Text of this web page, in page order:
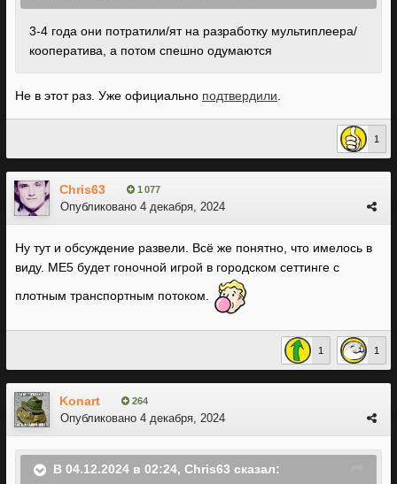
3-4 года они потратили/ят на разработку мультиплеера/
кооператива, а потом спешно одумаются
Не в этот раз. Уже официально подтвердили
1
Chris63 1 077
Опубликовано 4 декабря, 2024
Ну тут и обсуждение развели. Всё же понятно, что имелось в
виду. МЕ5 будет гоночной игрой в городском сеттинге с
плотным транспортным потоком.
1 1
Konart 264
Опубликовано 4 декабря, 2024
В 04.12.2024 в 02:24, Chris63 сказал: